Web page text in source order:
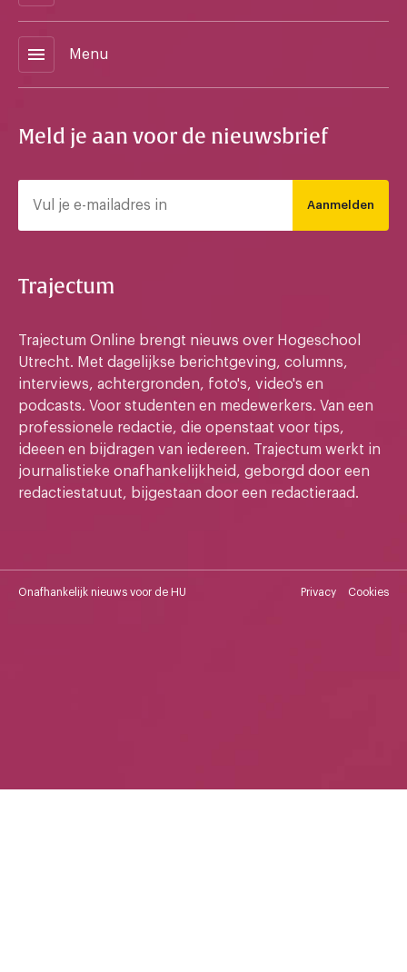
menu Menu
Meld je aan voor de nieuwsbrief
Aanmelden
Trajectum
Trajectum Online brengt nieuws over Hogeschool
Utrecht. Met dagelijkse berichtgeving, columns,
interviews, achtergronden, foto's, video's en
podcasts. Voor studenten en medewerkers. Van een
professionele redactie, die openstaat voor tips,
ideeen en bijdragen van iedereen. Trajectum werkt in
journalistieke onafhankelijkheid, geborgd door een
redactiestatuut, bijgestaan door een redactieraad.
Onafhankelijk nieuws voor de HU Privacy Cookies